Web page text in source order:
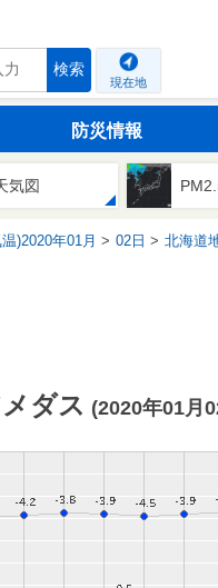
検索
現在地
防災情報
気図
)2020年01月 02日 北海道
ダス (2020年01月